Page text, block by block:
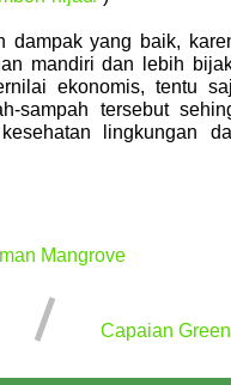
yang baik,
mandiri dan lebih
ekonomis, tentu
sampah tersebut
lingkungan
Mangrove
Capaian